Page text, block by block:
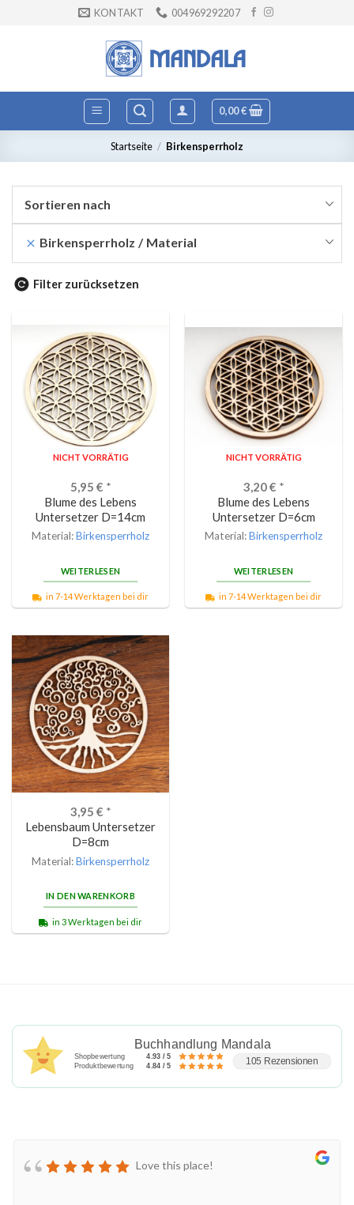
KONTAKT 004969292207
0,00€
Startseite / Birkensperrholz
Sortieren nach
Birkensperrholz Material
Filter zurücksetzen
NICHT VORRÄTIG
5,95 € *
Blume des Lebens
Untersetzer D=14cm
Material:Birkensperrholz
WEITERLESEN
in 7-14 Werktagen bei dir
NICHT VORRÄTIG
3,20€ *
Blume des Lebens
Untersetzer D=6cm
Material:Birkensperrholz
WEITERLESEN
in 7-14 Werktagen bei dir
3,95 € *
Lebensbaum Untersetzer
D=8cm
Material:Birkensperrholz
IN DEN WARENKORB
in 3 Werktagen bei dir
Buchhandlung Mandala
Shopbewertung
4.93 / 5
Produktbewertung
4.84 / 5 105 Rezensionen
Love this place!